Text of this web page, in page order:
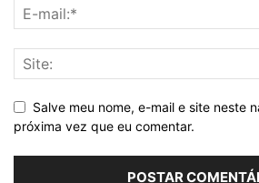
Salve meu nome, e-mail e site neste
próxima vez que eu comentar.